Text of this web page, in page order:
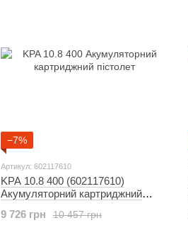
−7%
Артикул: 602117610
KPA 10.8 400 (602117610)
Акумуляторний картриджний
10 457 грн
9 726 грн